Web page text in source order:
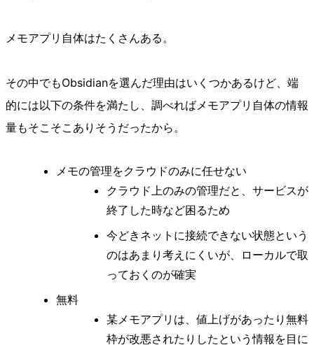
メモアプリ自体はたくさんある。
その中でもObsidianを選んだ理由はいくつかあるけど、端
的には以下の条件を満たし、調べればメモアプリ自体の情報
量もそこそこありそうだったから。
メモの管理をクラウドのみに任せない
クラウド上のみの管理だと、サービスが
終了した時など困るため
今どきネットに接続できない状態という
のはあまり考えにくいが、ローカルで取
っておくのが確実
無料
某メモアプリは、値上げがあったり無料
枠が改悪されたりしたという情報を目に